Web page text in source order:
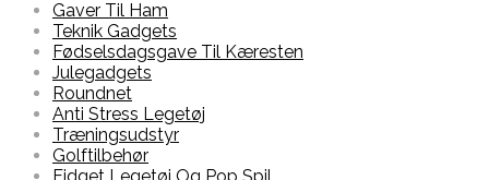
Gaver Til Ham
Teknik Gadgets
Fødselsdagsgave Til Kæresten
Julegadgets
Roundnet
Anti Stress Legetøj
Træningsudstyr
Golftilbehør